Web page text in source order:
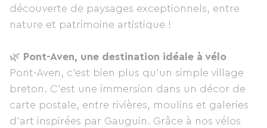
découverte de paysages exceptionnels, entre
nature et patrimoine artistique !
🌿 Pont-Aven, une destination idéale à vélo
Pont-Aven, c’est bien plus qu’un simple village
breton. C’est une immersion dans un décor de
carte postale, entre rivières, moulins et galeries
d’art inspirées par Gauguin. Grâce à nos vélos